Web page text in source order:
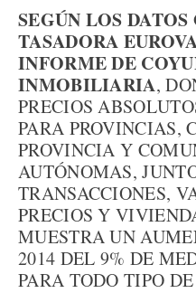
SEGÚN LOS
TASADORA
INFORME DE
INMOBILIARIA,
PRECIOS
PARA PROVINCIAS,
PROVINCIA Y
AUTÓNOMAS,
TRANSACCIONES,
PRECIOS Y
MUESTRA UN
2014 DEL 9% DE
PARA TODO TIPO